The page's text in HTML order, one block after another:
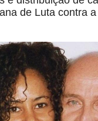
de Luta contra